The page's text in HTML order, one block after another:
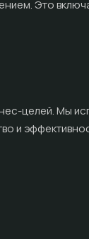
Это
целей. Мы
и